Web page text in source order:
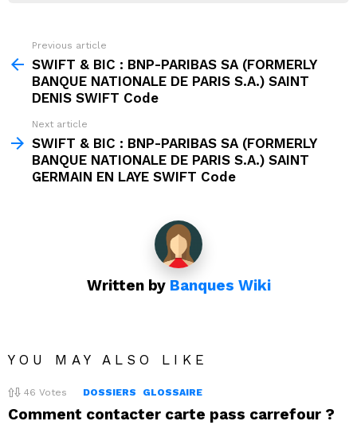
more
Previous article
SWIFT & BIC : BNP-PARIBAS SA (FORMERLY
BANQUE NATIONALE DE PARIS S.A.) SAINT
DENIS SWIFT Code
Next article
SWIFT & BIC : BNP-PARIBAS SA (FORMERLY
BANQUE NATIONALE DE PARIS S.A.) SAINT
GERMAIN EN LAYE SWIFT Code
Written by Banques Wiki
YOU MAY ALSO LIKE
46 Votes DOSSIERS GLOSSAIRE
Comment contacter carte pass carrefour ?